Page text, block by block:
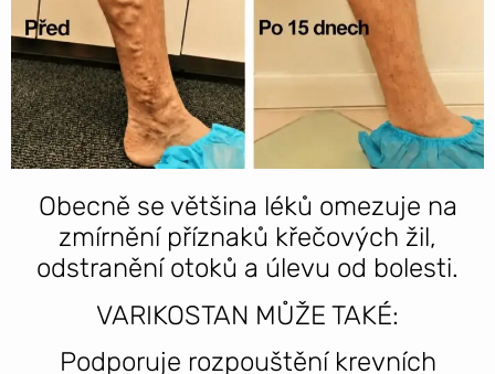
Obecně se většina léků omezuje na
zmírnění příznaků křečových žil,
odstranění otoků a úlevu od bolesti.
VARIKOSTAN MŮŽE TAKÉ:
Podporuje rozpouštění krevních